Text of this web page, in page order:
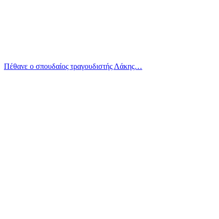
Πέθανε ο σπουδαίος τραγουδιστής Λάκης…